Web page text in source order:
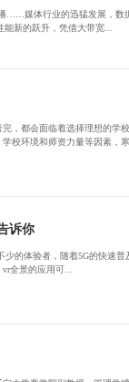
……媒体行业的迅猛发展，数
新的跃升，凭借大带宽...
，都会面临着选择理想的学
校环境和师资力量等因素，寒
诉你
少的体验者，随着5G的快速普
全景的应用可...